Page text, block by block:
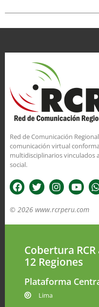
Red de Comunicación
comunicación virtual
multidisciplinarios vinculados
social.
© 2026 www.rcrperu.com
Cobertura
12 Regiones
Plataforma
Lima